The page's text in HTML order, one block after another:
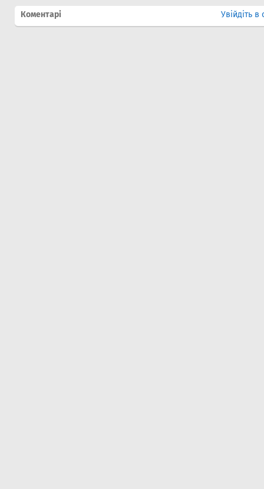
Коментарі Увійдіть в